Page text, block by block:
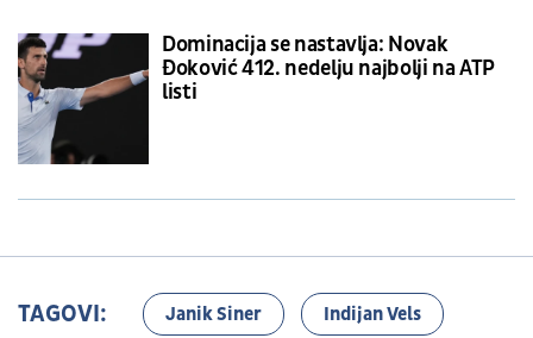
Dominacija se nastavlja: Novak
Đoković 412. nedelju najbolji na ATP
listi
TAGOVI: Janik Siner Indijan Vels